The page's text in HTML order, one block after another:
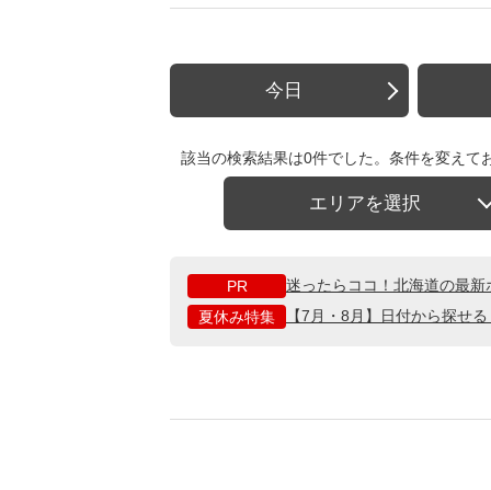
今日
該当の検索結果は0件でした。条件を変えて
エリアを選択
PR
迷ったらココ！北海道の最
夏休み特集
【7月・8月】日付から探せ